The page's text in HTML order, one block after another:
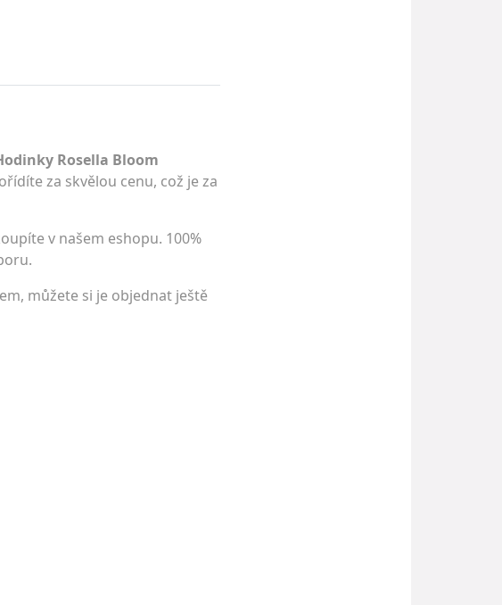
Rosella Bloom
za skvělou cenu, což je za
v našem eshopu. 100%
můžete si je objednat ještě